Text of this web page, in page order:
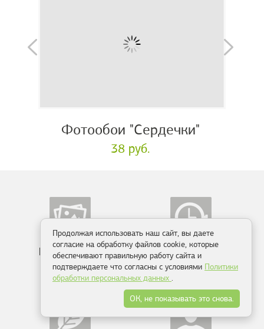
Фотообои "Сердечки"
38 руб.
Более 10 000
сюжетов
Производство
от 2-х дней
Продолжая использовать наш сайт, вы даете
согласие на обработку файлов cookie, которые
обеспечивают правильную работу сайта и
подтверждаете что согласны с условиями Политики
обработки персональных данных .
ОК, не показывать это снова.